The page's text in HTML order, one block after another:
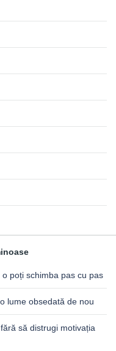
poți schimba pas cu pas
lume obsedată de nou
să distrugi motivația